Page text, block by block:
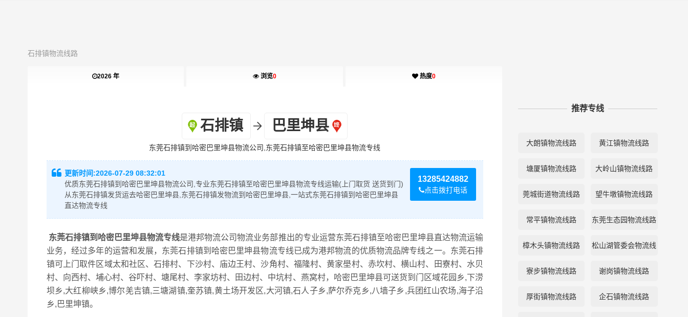
石排镇物流线路
2026 年 浏览0 热度0
石排镇 巴里坤县
东莞石排镇到哈密巴里坤县物流公司,东莞石排镇至哈密巴里坤县物流专线
13285424882
点击拨打电话
更新时间:2026-07-29 08:32:01
优质东莞石排镇到哈密巴里坤县物流公司,专业东莞石排镇至哈密巴里坤县物流专线运输(上门取货 送货到门)
从东莞石排镇发货运去哈密巴里坤县,东莞石排镇发物流到哈密巴里坤县,一站式东莞石排镇到哈密巴里坤县
直达物流专线
东莞石排镇到哈密巴里坤县物流专线是港邦物流公司物流业务部推出的专业运营东莞石排镇至哈密巴里坤县直达物流运输
业务，经过多年的运营和发展，东莞石排镇到哈密巴里坤县物流专线已成为港邦物流的优质物流品牌专线之一。东莞石排
镇可上门取件区域太和社区、石排村、下沙村、庙边王村、沙角村、福隆村、黄家壆村、赤坎村、横山村、田寮村、水贝
村、向西村、埔心村、谷吓村、塘尾村、李家坊村、田边村、中坑村、燕窝村，哈密巴里坤县可送货到门区域花园乡,下涝
坝乡,大红柳峡乡,博尔羌吉镇,三塘湖镇,奎苏镇,黄土场开发区,大河镇,石人子乡,萨尔乔克乡,八墙子乡,兵团红山农场,海子沿
乡,巴里坤镇。
推荐专线
大朗镇物流线路 黄江镇物流线路
塘厦镇物流线路 大岭山镇物流线路
莞城街道物流线路 望牛墩镇物流线路
常平镇物流线路 东莞生态园物流线路
樟木头镇物流线路 松山湖管委会物流线
路
寮步镇物流线路 谢岗镇物流线路
厚街镇物流线路 企石镇物流线路